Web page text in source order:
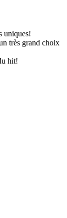
uniques!
très grand choix
hit!